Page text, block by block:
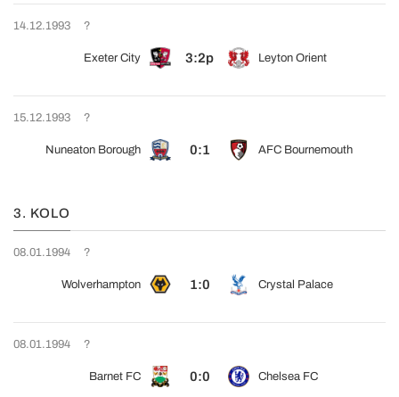
14.12.1993 ?
Exeter City 3:2p Leyton Orient
15.12.1993 ?
Nuneaton Borough 0:1 AFC Bournemouth
3. KOLO
08.01.1994 ?
Wolverhampton 1:0 Crystal Palace
08.01.1994 ?
Barnet FC 0:0 Chelsea FC